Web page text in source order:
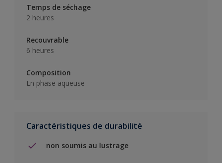
Temps de séchage
2 heures
Recouvrable
6 heures
Composition
En phase aqueuse
Caractéristiques de durabilité
non soumis au lustrage